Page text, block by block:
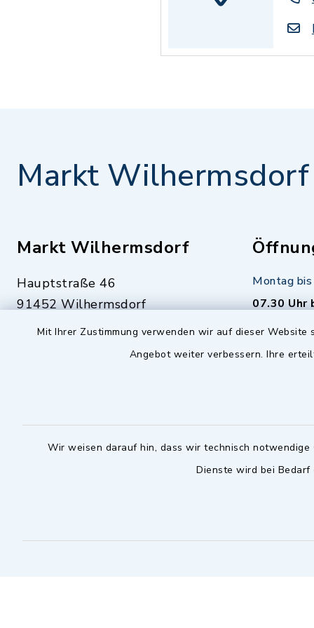
Mit Ihrer Zustimmung verwenden wir auf dieser
Angebot weiter verbessern. Ihre
Wir weisen darauf hin, dass wir technisch
Dienste wird bei
Markt Wilhermsdorf
Markt Wilhermsdorf
Hauptstraße 46
91452 Wilhermsdorf
09102 9958-0
09102 9958-111
Notfallnummer Bauhof
Montag
07.30 Uhr
Dienstag
16.30 bis
möglich -